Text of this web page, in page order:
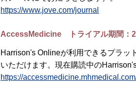
https://www.jove.com/journal
AccessMedicine トライアル期間：
Harrison's Onlineが利用できるプラッ
いただけます。現在購読中の
https://